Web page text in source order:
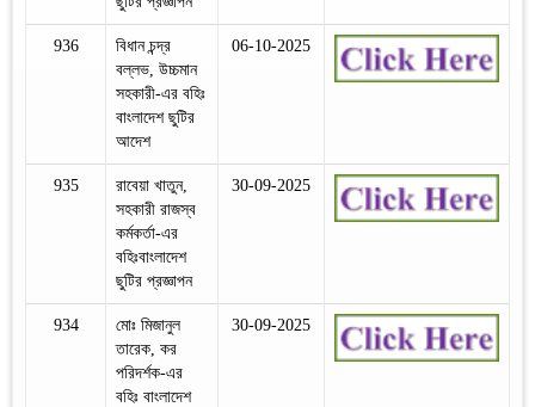
936
বিধান চন্দ্র
বল্লভ, উচ্চমান
সহকারী-এর বহিঃ
বাংলাদেশ ছুটির
আদেশ
06-10-2025
935
রাবেয়া খাতুন,
সহকারী রাজস্ব
কর্মকর্তা-এর
বহিঃবাংলাদেশ
ছুটির প্রজ্ঞাপন
30-09-2025
934
মোঃ মিজানুল
তারেক, কর
পরিদর্শক-এর
বহিঃ বাংলাদেশ
30-09-2025